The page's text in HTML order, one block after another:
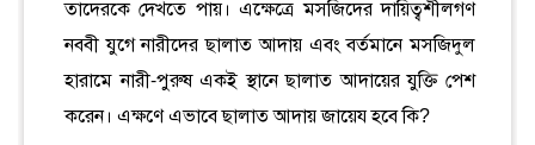
তাদেরকে দেখতে পায়। এক্ষেত্রে মসজিদের দায়িত্বশীলগণ
নববী যুগে নারীদের ছালাত আদায় এবং বর্তমানে মসজিদুল
হারামে নারী-পুরুষ একই স্থানে ছালাত আদায়ের যুক্তি পেশ
করেন। এক্ষণে এভাবে ছালাত আদায় জায়েয হবে কি?